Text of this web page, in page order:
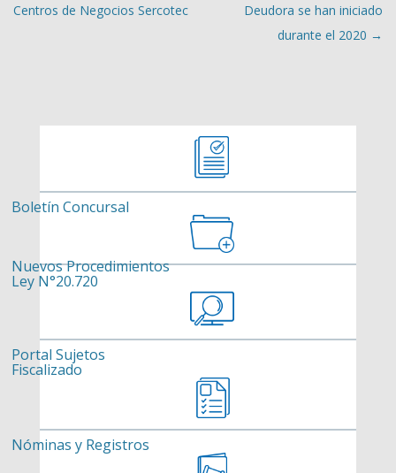
Centros de Negocios Sercotec
Deudora se han iniciado
durante el 2020 →
Boletín Concursal
Nuevos Procedimientos
Ley N°20.720
Portal Sujetos
Fiscalizado
Nóminas y Registros